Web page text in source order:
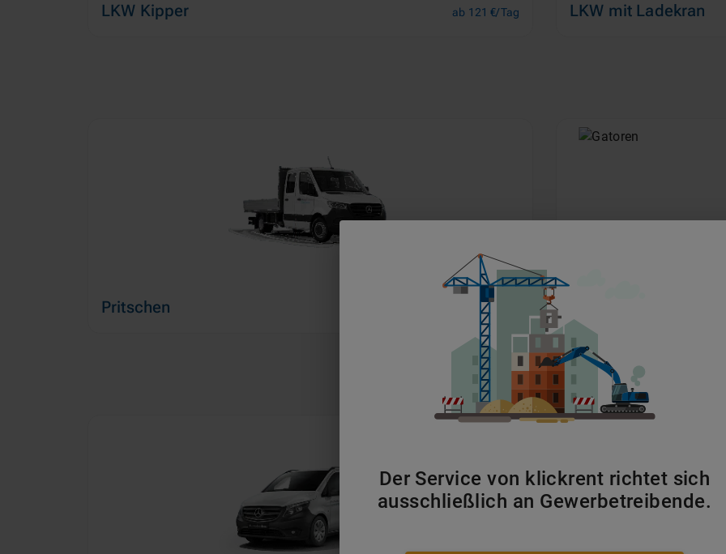
LKW Kipper ab 121 €/Tag LKW mit Ladekran
Pritschen ab 99 €/Tag
Der Service von klickrent richtet sich
ausschließlich an Gewerbetreibende.